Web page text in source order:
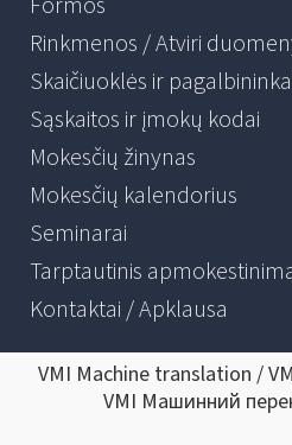
Rinkmenos / Atviri
Skaičiuoklės ir
Sąskaitos ir įmokų kodai
Mokesčių žinynas
Mokesčių kalendorius
Seminarai
Tarptautinis
Kontaktai / Apklausa
VMI Machine translation /
VMI Машинний